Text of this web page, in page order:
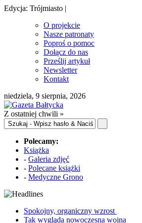
Edycja: Trójmiasto |
O projekcie
Nasze patronaty
Poproś o pomoc
Dołącz do nas
Prześlij artykuł
Newsletter
Kontakt
niedziela, 9 sierpnia, 2026
Z ostatniej chwili »
Polecamy:
Książka
- Galeria zdjęć
- Polecane książki
- Medyczne Grono
Spokojny, organiczny wzrost
Tak wygląda nowoczesna wojna